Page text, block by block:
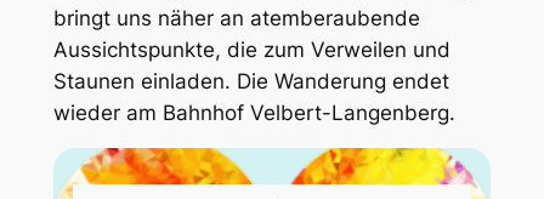
bringt uns näher an atemberaubende
Aussichtspunkte, die zum Verweilen und
Staunen einladen. Die Wanderung endet
wieder am Bahnhof Velbert-Langenberg.